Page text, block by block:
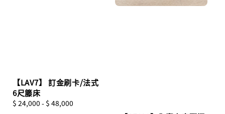
【LAV7】 訂金刷卡/法式
6尺籐床
Regular
$ 24,000 - $ 48,000